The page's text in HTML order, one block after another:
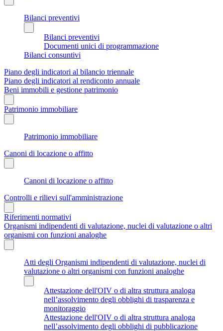
Bilanci preventivi
Bilanci preventivi
Documenti unici di programmazione
Bilanci consuntivi
Piano degli indicatori al bilancio triennale
Piano degli indicatori al rendiconto annuale
Beni immobili e gestione patrimonio
Patrimonio immobiliare
Patrimonio immobiliare
Canoni di locazione o affitto
Canoni di locazione o affitto
Controlli e rilievi sull'amministrazione
Riferimenti normativi
Organismi indipendenti di valutazione, nuclei di valutazione o altri
organismi con funzioni analoghe
Atti degli Organismi indipendenti di valutazione, nuclei di
valutazione o altri organismi con funzioni analoghe
Attestazione dell'OIV o di altra struttura analoga
nell’assolvimento degli obblighi di trasparenza e
monitoraggio
Attestazione dell'OIV o di altra struttura analoga
nell’assolvimento degli obblighi di pubblicazione